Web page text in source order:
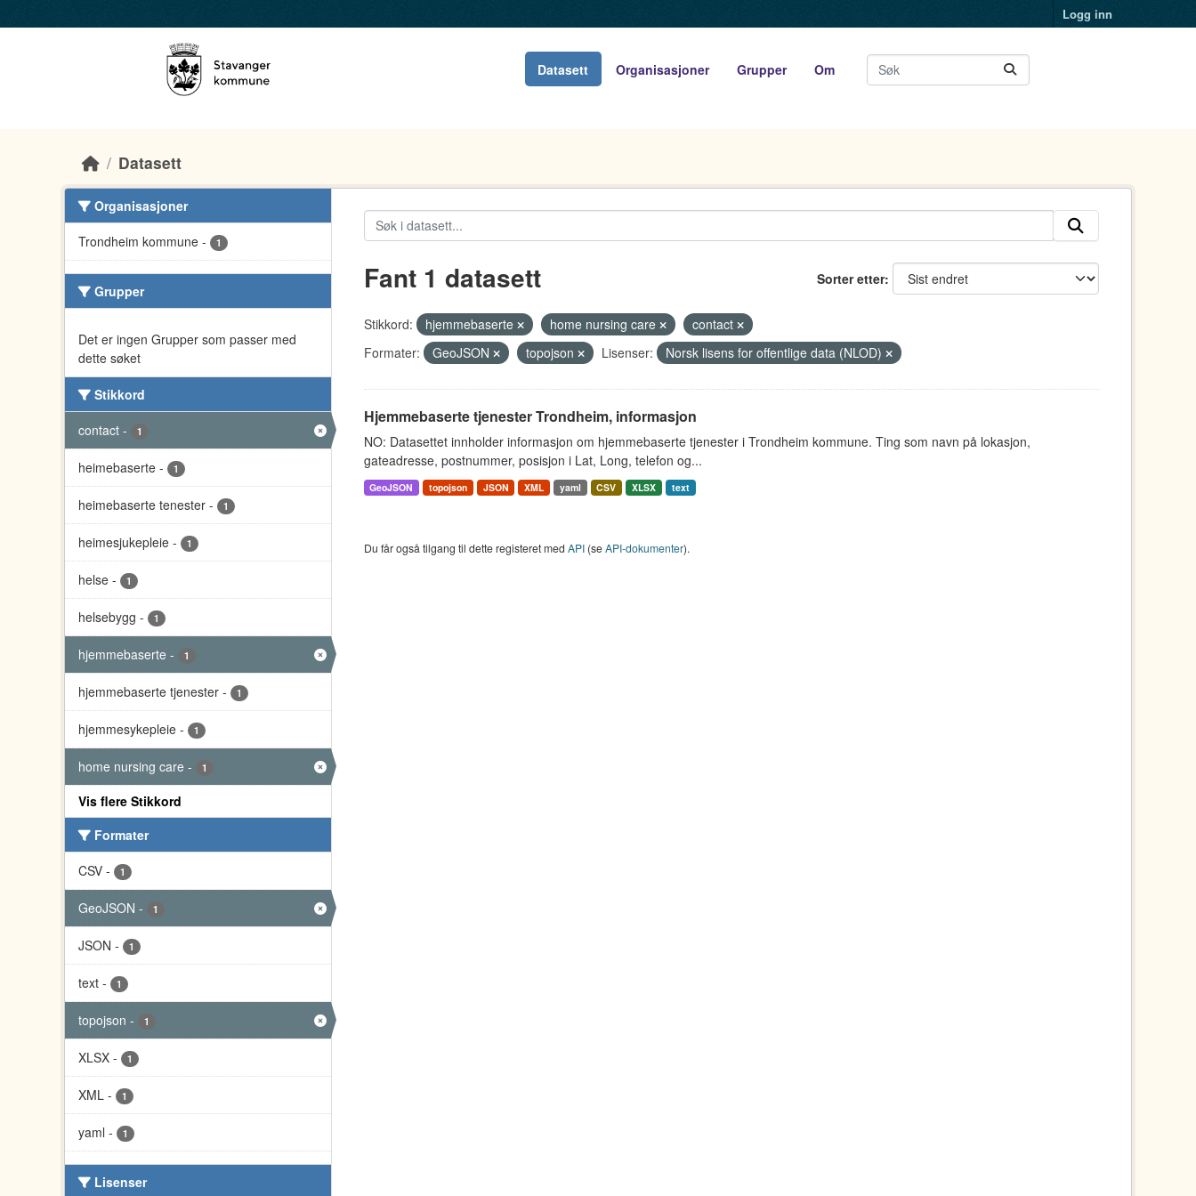
Logg inn
Datasett Organisasjoner Grupper Om
Datasett
Organisasjoner
Trondheim kommune - 1
Grupper
Det er ingen Grupper som passer med
dette søket
Stikkord
contact - 1
heimebaserte - 1
heimebaserte tenester - 1
heimesjukepleie - 1
helse - 1
helsebygg - 1
hjemmebaserte - 1
hjemmebaserte tjenester - 1
hjemmesykepleie - 1
home nursing care - 1
Vis flere Stikkord
Formater
CSV - 1
GeoJSON - 1
JSON - 1
text - 1
topojson - 1
XLSX - 1
XML - 1
yaml - 1
Lisenser
Sorter etter
Fant 1 datasett
Stikkord: hjemmebaserte home nursing care
contact
Formater:
GeoJSON topojson Lisenser: Norsk lisens for offentlige data (NLOD)
Hjemmebaserte tjenester Trondheim, informasjon
NO: Datasettet innholder informasjon om hjemmebaserte tjenester i Trondheim kommune. Ting som navn på lokasjon,
gateadresse, postnummer, posisjon i Lat, Long, telefon og...
GeoJSON topojson JSON XML yaml CSV XLSX text
Du får også tilgang til dette registeret med API(seAPI-dokumenter).